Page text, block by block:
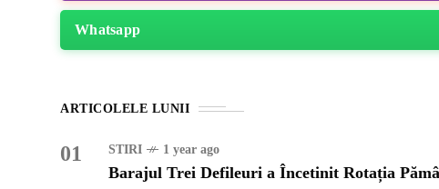
Whatsapp
ARTICOLELE LUNII
01 STIRI 1 year ago
Barajul Trei Defileuri a Încetinit Rotația